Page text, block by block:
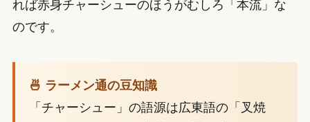
れば赤身チャーシューのほうがむしろ「本流」な
のです。
🍜 ラーメン通の豆知識
「チャーシュー」の語源は広東語の「叉焼